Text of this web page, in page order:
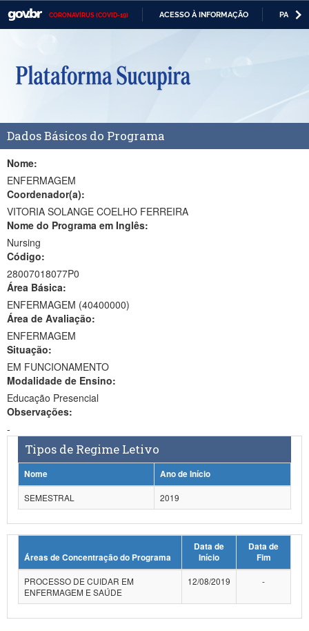
CORONAVÍRUS (COVID-19) ACESSO À INFORMAÇÃO
Casa Civil
Ministério da Defesa
Ministério da Economia
Ministério da Infraestrutura
Ministério da Educação
Ministério da Cidadania
Ministério da Saúde
Ministério da Ciência, Tecnologia, Inovações e Comunicações
Ministério do Meio Ambiente
Ministério do Turismo
Ministério do Desenvolvimento Regional
Controladoria-Geral da União
Ministério da Mulher, da Família e dos Direitos Humanos
Banco Central do Brasil
Dados Básicos do Programa
Nome:
ENFERMAGEM
Coordenador(a):
VITORIA SOLANGE COELHO FERREIRA
Nome do Programa em Inglês:
Nursing
Código:
28007018077P0
Área Básica:
ENFERMAGEM (40400000)
Área de Avaliação:
ENFERMAGEM
Situação:
EM FUNCIONAMENTO
Modalidade de Ensino:
Educação Presencial
Observações:
-
Tipos de Regime Letivo
Nome
Ano de Início
SEMESTRAL
2019
Áreas de Concentração do Programa
Data de
Início
Data de
Fim
PROCESSO DE CUIDAR EM
ENFERMAGEM E SAÚDE
12/08/2019 -